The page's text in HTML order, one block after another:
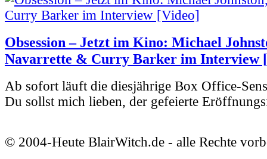
Obsession – Jetzt im Kino: Michael
Navarrette & Curry Barker im Interview
Ab sofort läuft die diesjährige Box Office-
Du sollst mich lieben, der gefeierte
© 2004-Heute BlairWitch.de - alle Rechte